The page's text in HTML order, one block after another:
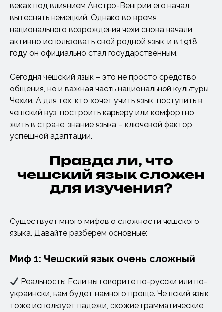
веках под влиянием Австро-Венгрии его начал
вытеснять немецкий. Однако во время
национального возрождения чехи снова начали
активно использовать свой родной язык, и в 1918
году он официально стал государственным.
Сегодня чешский язык – это не просто средство
общения, но и важная часть национальной культуры
Чехии. А для тех, кто хочет учить язык, поступить в
чешский вуз, построить карьеру или комфортно
жить в стране, знание языка – ключевой фактор
успешной адаптации.
Правда ли, что
чешский язык сложен
для изучения?
Существует много мифов о сложности чешского
языка. Давайте разберем основные:
Миф 1: Чешский язык очень сложный
Реальность: Если вы говорите по-русски или по-
украински, вам будет намного проще. Чешский язык
тоже использует падежи, схожие грамматические